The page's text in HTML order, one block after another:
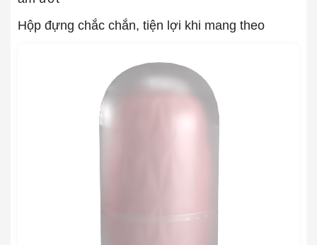
Hộp đựng chắc chắn, tiện lợi khi mang theo